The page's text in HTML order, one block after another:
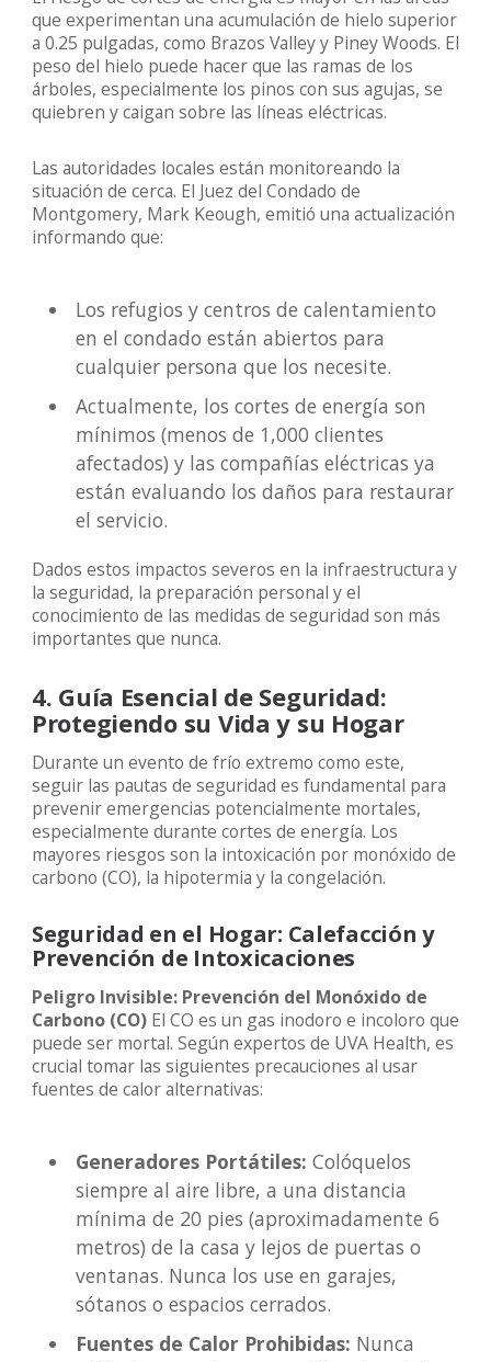
que experimentan una acumulación de hielo superior
a 0.25 pulgadas, como Brazos Valley y Piney Woods. El
peso del hielo puede hacer que las ramas de los
árboles, especialmente los pinos con sus agujas, se
quiebren y caigan sobre las líneas eléctricas.
Las autoridades locales están monitoreando la
situación de cerca. El Juez del Condado de
Montgomery, Mark Keough, emitió una actualización
informando que:
Los refugios y centros de calentamiento
en el condado están abiertos para
cualquier persona que los necesite.
Actualmente, los cortes de energía son
mínimos (menos de 1,000 clientes
afectados) y las compañías eléctricas ya
están evaluando los daños para restaurar
el servicio.
Dados estos impactos severos en la infraestructura y
la seguridad, la preparación personal y el
conocimiento de las medidas de seguridad son más
importantes que nunca.
4. Guía Esencial de Seguridad:
Protegiendo su Vida y su Hogar
Durante un evento de frío extremo como este,
seguir las pautas de seguridad es fundamental para
prevenir emergencias potencialmente mortales,
especialmente durante cortes de energía. Los
mayores riesgos son la intoxicación por monóxido de
carbono (CO), la hipotermia y la congelación.
Seguridad en el Hogar: Calefacción y
Prevención de Intoxicaciones
Peligro Invisible: Prevención del Monóxido de
Carbono (CO) El CO es un gas inodoro e incoloro que
puede ser mortal. Según expertos de UVA Health, es
crucial tomar las siguientes precauciones al usar
fuentes de calor alternativas:
Generadores Portátiles: Colóquelos
siempre al aire libre, a una distancia
mínima de 20 pies (aproximadamente 6
metros) de la casa y lejos de puertas o
ventanas. Nunca los use en garajes,
sótanos o espacios cerrados.
Fuentes de Calor Prohibidas: Nunca